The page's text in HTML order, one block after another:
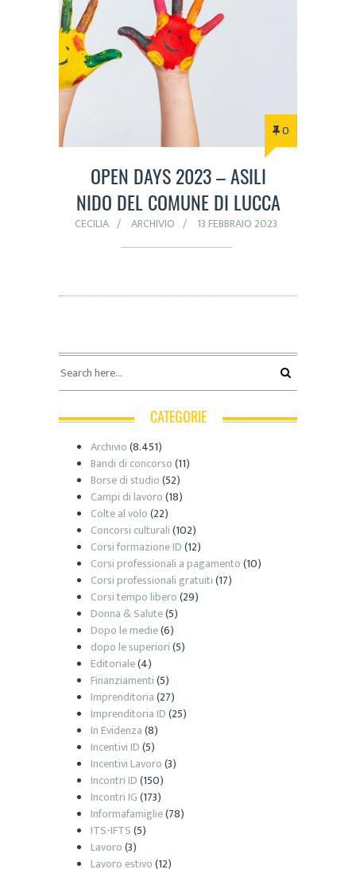
0
OPEN DAYS 2023 – ASILI
NIDO DEL COMUNE DI LUCCA
CECILIA ARCHIVIO 13 FEBBRAIO 2023
CATEGORIE
Archivio(8.451)
Bandi di concorso(11)
Borse di studio(52)
Campi di lavoro(18)
Colte al volo(22)
Concorsi culturali(102)
Corsi formazione ID(12)
Corsi professionali a pagamento(10)
Corsi professionali gratuiti(17)
Corsi tempo libero(29)
Donna & Salute(5)
Dopo le medie(6)
dopo le superiori(5)
Editoriale(4)
Finanziamenti(5)
Imprenditoria(27)
Imprenditoria ID(25)
In Evidenza(8)
Incentivi ID(5)
Incentivi Lavoro(3)
Incontri ID(150)
Incontri IG(173)
Informafamiglie(78)
ITS-IFTS(5)
Lavoro(3)
Lavoro estivo(12)